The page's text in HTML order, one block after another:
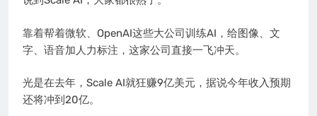
靠着帮着微软、OpenAI这些大公司训练AI，给图像、文
字、语音加人力标注，这家公司直接一飞冲天。
光是在去年，Scale AI就狂赚9亿美元，据说今年收入预期
还将冲到20亿。